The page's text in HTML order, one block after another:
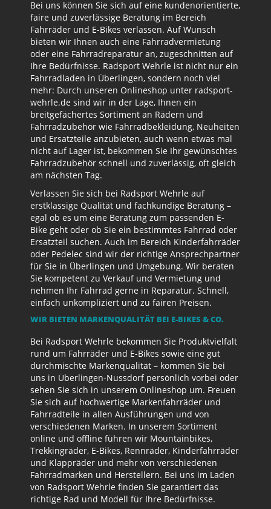
Bei uns können Sie sich auf eine kundenorientierte,
faire und zuverlässige Beratung im Bereich
Fahrräder und E-Bikes verlassen. Auf Wunsch
bieten wir Ihnen auch eine Fahrradvermietung
oder eine Fahrradreparatur an, zugeschnitten auf
Ihre Bedürfnisse. Radsport Wehrle ist nicht nur ein
Fahrradladen in Überlingen, sondern noch viel
mehr: Durch unseren Onlineshop unter radsport-
wehrle.de sind wir in der Lage, Ihnen ein
breitgefächertes Sortiment an Rädern und
Fahrradzubehör wie Fahrradbekleidung, Neuheiten
und Ersatzteile anzubieten, auch wenn etwas mal
nicht auf Lager ist, bekommen Sie Ihr gewünschtes
Fahrradzubehör schnell und zuverlässig, oft gleich
am nächsten Tag.
Verlassen Sie sich bei Radsport Wehrle auf
erstklassige Qualität und fachkundige Beratung –
egal ob es um eine Beratung zum passenden E-
Bike geht oder ob Sie ein bestimmtes Fahrrad oder
Ersatzteil suchen. Auch im Bereich Kinderfahrräder
oder Pedelec sind wir der richtige Ansprechpartner
für Sie in Überlingen und Umgebung. Wir beraten
Sie kompetent zu Verkauf und Vermietung und
nehmen Ihr Fahrrad gerne in Reparatur. Schnell,
einfach unkompliziert und zu fairen Preisen.
WIR BIETEN MARKENQUALITÄT BEI E-BIKES & CO.
Bei Radsport Wehrle bekommen Sie Produktvielfalt
rund um Fahrräder und E-Bikes sowie eine gut
durchmischte Markenqualität – kommen Sie bei
uns in Überlingen-Nussdorf persönlich vorbei oder
sehen Sie sich in unserem Onlineshop um. Freuen
Sie sich auf hochwertige Markenfahrräder und
Fahrradteile in allen Ausführungen und von
verschiedenen Marken. In unserem Sortiment
online und offline führen wir Mountainbikes,
Trekkingräder, E-Bikes, Rennräder, Kinderfahrräder
und Klappräder und mehr von verschiedenen
Fahrradmarken und Herstellern. Bei uns im Laden
von Radsport Wehrle finden Sie garantiert das
richtige Rad und Modell für Ihre Bedürfnisse.